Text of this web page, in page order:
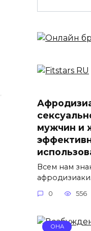
мужчин и
Всем нам
афродизиаки.
0 556
ОНА